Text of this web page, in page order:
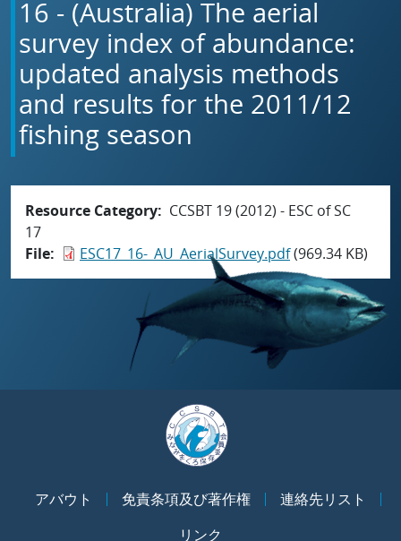
16 - (Australia) The aerial
survey index of abundance:
updated analysis methods
and results for the 2011/12
fishing season
Resource Category
CCSBT 19 (2012) - ESC of SC
17
File
ESC17_16-_AU_AerialSurvey.pdf(969.34 KB)
アバウト 免責条項及び著作権
連絡先リスト
リンク